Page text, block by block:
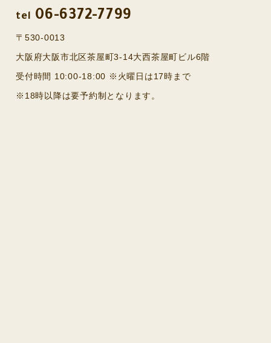
tel 06-6372-7799
〒530-0013
大阪府大阪市北区茶屋町3-14大西茶屋町ビル6階
受付時間 10:00-18:00 ※火曜日は17時まで
※18時以降は要予約制となります。